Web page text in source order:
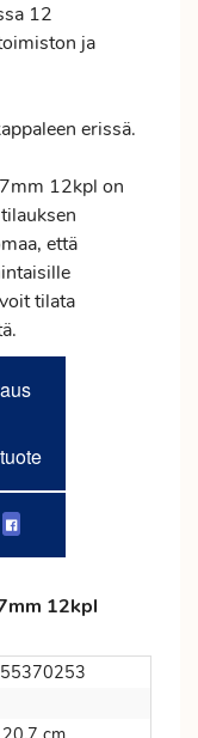
12
ja
erissä.
12kpl on
että
tilata
12kpl